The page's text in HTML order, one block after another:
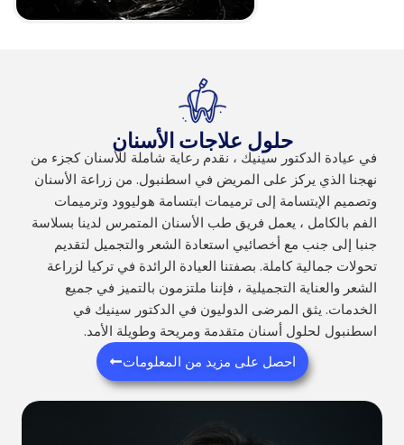
حلول علاجات الأسنان
في عيادة الدكتور سينيك ، نقدم رعاية شاملة للأسنان كجزء من
نهجنا الذي يركز على المريض في اسطنبول. من زراعة الأسنان
وتصميم الإبتسامة إلى ترميمات ابتسامة هوليوود وترميمات
الفم بالكامل ، يعمل فريق طب الأسنان المتمرس لدينا بسلاسة
جنبا إلى جنب مع أخصائيي استعادة الشعر والتجميل لتقديم
تحولات جمالية كاملة. بصفتنا العيادة الرائدة في تركيا لزراعة
الشعر والعناية التجميلية ، فإننا ملتزمون بالتميز في جميع
الخدمات. يثق المرضى الدوليون في الدكتور سينيك في
اسطنبول لحلول أسنان متقدمة ومريحة وطويلة الأمد.
احصل على مزيد من المعلومات